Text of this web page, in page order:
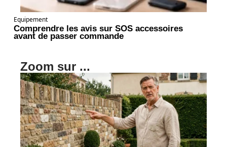
Equipement
Comprendre les avis sur SOS accessoires
avant de passer commande
Zoom sur ...